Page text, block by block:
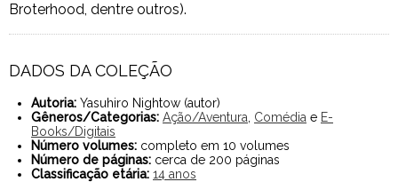
Broterhood, dentre outros).
DADOS DA COLEÇÃO
Autoria: Yasuhiro Nightow (autor)
Gêneros/Categorias: Ação/Aventura, Comédia e E-
Books/Digitais
Número volumes: completo em 10 volumes
Número de páginas: cerca de 200 páginas
Classificação etária: 14 anos